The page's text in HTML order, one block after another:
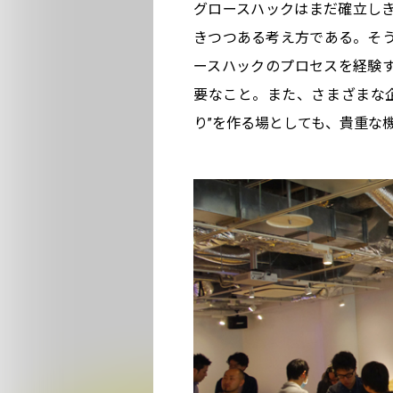
グロースハックはまだ確立し
きつつある考え方である。そ
ースハックのプロセスを経験
要なこと。また、さまざまな
り”を作る場としても、貴重な